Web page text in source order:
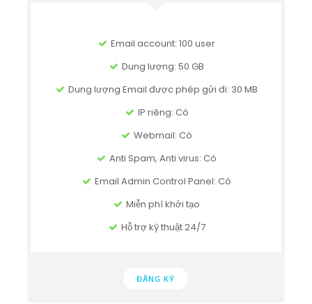
Email account: 100 user
Dung lượng: 50 GB
Dung lượng Email được phép gửi đi: 30 MB
IP riêng: Có
Webmail: Có
Anti Spam, Anti virus: Có
Email Admin Control Panel: Có
Miễn phí khởi tạo
Hỗ trợ kỹ thuật 24/7
ĐĂNG KÝ